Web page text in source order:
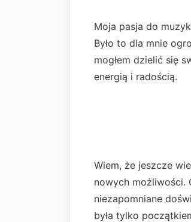
Moja pasja do
Było to dla mnie
mogłem dzielić się
energią i radością.
Wiem, że jeszcze
nowych możliwości.
niezapomniane
była tylko